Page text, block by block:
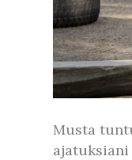
Musta
ajatuksiani